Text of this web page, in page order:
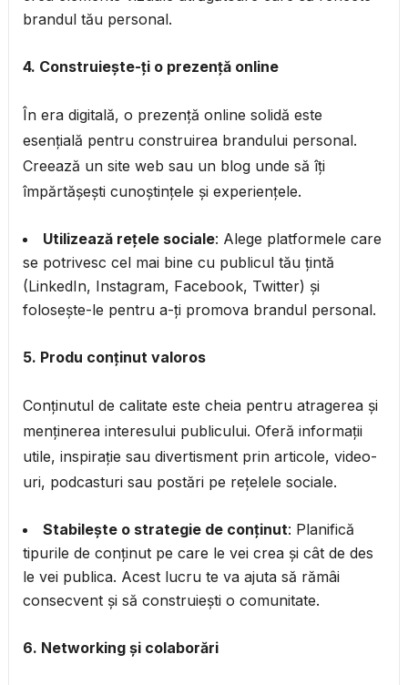
brandul tău personal.
4. Construiește-ți o prezență online
În era digitală, o prezență online solidă este
esențială pentru construirea brandului personal.
Creează un site web sau un blog unde să îți
împărtășești cunoștințele și experiențele.
Utilizează rețele sociale: Alege platformele care
se potrivesc cel mai bine cu publicul tău țintă
(LinkedIn, Instagram, Facebook, Twitter) și
folosește-le pentru a-ți promova brandul personal.
5. Produ conținut valoros
Conținutul de calitate este cheia pentru atragerea și
menținerea interesului publicului. Oferă informații
utile, inspirație sau divertisment prin articole, video-
uri, podcasturi sau postări pe rețelele sociale.
Stabilește o strategie de conținut: Planifică
tipurile de conținut pe care le vei crea și cât de des
le vei publica. Acest lucru te va ajuta să rămâi
consecvent și să construiești o comunitate.
6. Networking și colaborări